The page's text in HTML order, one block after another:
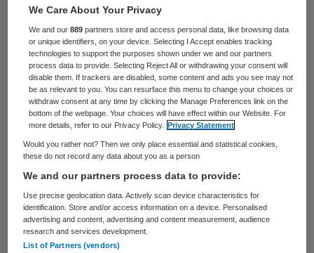
operatie mag ondergaan.
Dit meldt hetNederlands Respiratoir
Samenwerkingsverband.
Mensen met eenBody Mass Index (BMI)
van meer dan 35 die een operatieve
maagverkleining ondergaan, verliezen niet
alleen extreem veel gewicht maar ook hun
astma en longfunctie verbetert aanzienlijk.
Veel astmapatiënten met morbide obesitas
(met een BMI hoger dan veertig) voldoen
niet aan het ‘gewone plaatje’ voor astma,
We Care About Your Privacy
We and our889 partners store and access personal data, like browsing data
or unique identifiers, on your device. Selecting I Accept enables tracking
technologies to support the purposes shown under we and our partners
process data to provide. Selecting Reject All or withdrawing your consent will
disable them. If trackers are disabled, some content and ads you see may not
be as relevant to you. You can resurface this menu to change your choices or
withdraw consent at any time by clicking the Manage Preferences link on the
bottom of the webpage. Your choices will have effect within our Website. For
more details, refer to our Privacy Policy.
Privacy Statement
Would you rather not? Then we only place essential and statistical cookies,
these do not record any data about you as a person
We and our partners process data to provide:
Use precise geolocation data. Actively scan device characteristics for
identification. Store and/or access information on a device. Personalised
advertising and content, advertising and content measurement, audience
research and services development.
List of Partners (vendors)